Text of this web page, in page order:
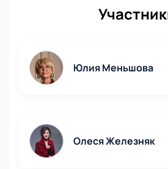
Компании могут оформить
билетов через сайт или по
подскажет по выбору сектора,
Юлия Меньшова
Олеся Железняк